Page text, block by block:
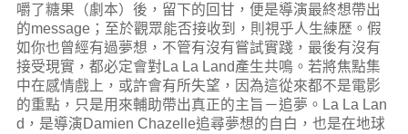
嚼了糖果（劇本）後，留下的回甘，便是導演最終想帶出
的message；至於觀眾能否接收到，則視乎人生練歷。假
如你也曾經有過夢想，不管有沒有嘗試實踐，最後有沒有
接受現實，都必定會對La La Land產生共鳴。若將焦點集
中在感情戲上，或許會有所失望，因為這從來都不是電影
的重點，只是用來輔助帶出真正的主旨－追夢。La La Lan
d，是導演Damien Chazelle追尋夢想的自白，也是在地球